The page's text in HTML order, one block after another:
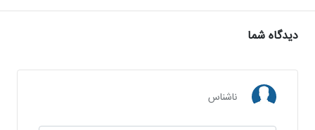
دیدگاه شما
ناشناس